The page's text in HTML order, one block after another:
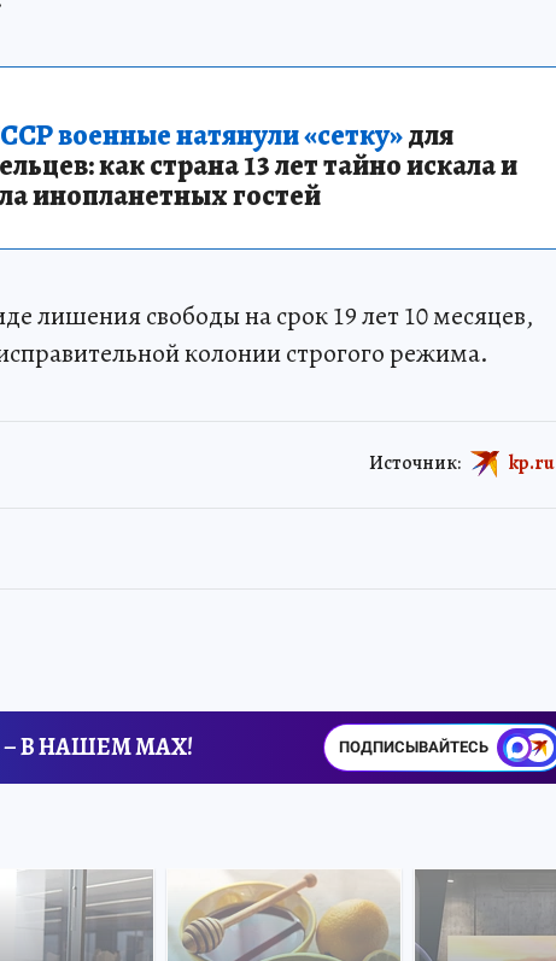
военные натянули «сетку»для
как страна 13 лет тайно искала и
инопланетных гостей
лишения свободы на срок 19 лет 10 месяцев,
колонии строгого режима.
Источник: kp.ru
В НАШЕМ MAX! ПОДПИСЫВАЙТЕСЬ